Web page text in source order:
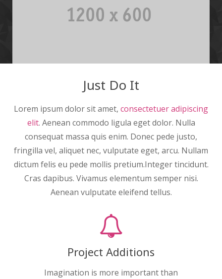
Just Do It
Lorem ipsum dolor sit amet, consectetuer adipiscing
elit. Aenean commodo ligula eget dolor. Nulla
consequat massa quis enim. Donec pede justo,
fringilla vel, aliquet nec, vulputate eget, arcu. Nullam
dictum felis eu pede mollis pretium.Integer tincidunt.
Cras dapibus. Vivamus elementum semper nisi.
Aenean vulputate eleifend tellus.
Project Additions
Imagination is more important than